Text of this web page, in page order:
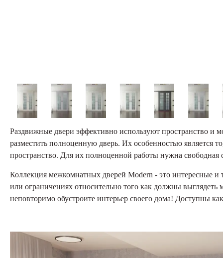
Раздвижные двери эффективно используют пространство и
разместить полноценную дверь. Их особенностью является
пространство. Для их полноценной работы нужна свободная
Коллекция межкомнатных дверей Modern - это интересные
или ограничениях относительно того как должны
неповторимо обустроите интерьер своего дома! Доступны